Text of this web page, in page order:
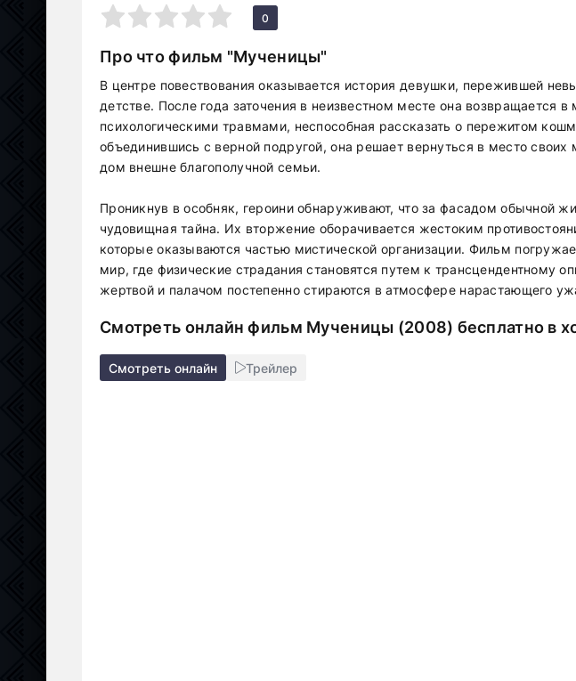
5
0
Про что фильм "Мученицы"
В центре повествования оказывается история девушки, пережившей
детстве. После года заточения в неизвестном месте она возвращается в
психологическими травмами, неспособная рассказать о пережитом
объединившись с верной подругой, она решает вернуться в место
дом внешне благополучной семьи.
Проникнув в особняк, героини обнаруживают, что за фасадом обычной
чудовищная тайна. Их вторжение оборачивается жестоким
которые оказываются частью мистической организации. Фильм
мир, где физические страдания становятся путем к трансцендентному
жертвой и палачом постепенно стираются в атмосфере нарастающего
Смотреть онлайн фильм Мученицы (2008) бесплатно в
Смотреть онлайн Трейлер